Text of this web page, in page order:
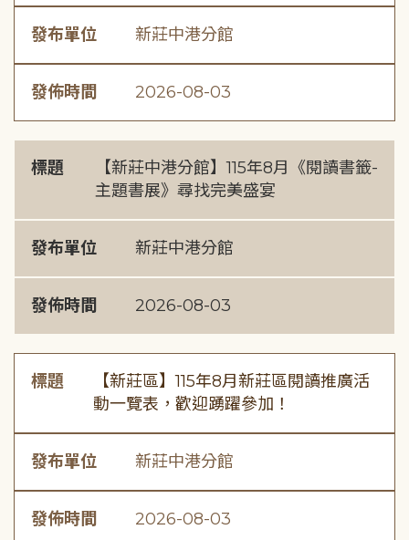
發布單位 新莊中港分館
發佈時間 2026-08-03
標題
【新莊中港分館】115年8月《閱讀書籤-
主題書展》尋找完美盛宴
發布單位 新莊中港分館
發佈時間 2026-08-03
標題
【新莊區】115年8月新莊區閱讀推廣活
動一覽表，歡迎踴躍參加！
發布單位 新莊中港分館
發佈時間 2026-08-03